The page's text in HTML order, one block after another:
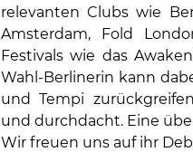
relevanten Clubs wie
Amsterdam, Fold
Festivals wie das
Wahl-Berlinerin kann
und Tempi
und durchdacht. Eine
Wir freuen uns auf ihr